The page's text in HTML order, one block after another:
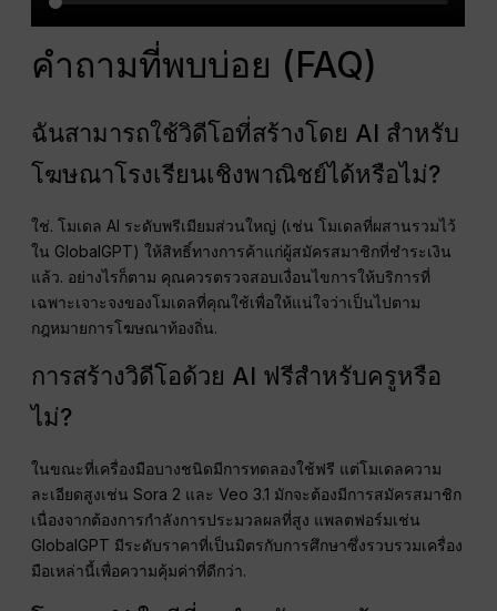
คำถามที่พบบ่อย (FAQ)
ฉันสามารถใช้วิดีโอที่สร้างโดย AI สำหรับ
ใช่. โมเดล AI ระดับพรีเมียมส่วนใหญ่ (เช่น โมเดลที่ผสานรวมไว้
ใน GlobalGPT) ให้สิทธิ์ทางการค้าแก่ผู้สมัครสมาชิกที่ชำระเงิน
แล้ว. อย่างไรก็ตาม คุณควรตรวจสอบเงื่อนไขการให้บริการที่
เฉพาะเจาะจงของโมเดลที่คุณใช้เพื่อให้แน่ใจว่าเป็นไปตาม
การสร้างวิดีโอด้วย AI ฟรีสำหรับครูหรือ
ในขณะที่เครื่องมือบางชนิดมีการทดลองใช้ฟรี แต่โมเดลความ
ละเอียดสูงเช่น Sora 2 และ Veo 3.1 มักจะต้องมีการสมัครสมาชิก
เนื่องจากต้องการกำลังการประมวลผลที่สูง แพลตฟอร์มเช่น
GlobalGPT มีระดับราคาที่เป็นมิตรกับการศึกษาซึ่งรวบรวมเครื่อง
มือเหล่านี้เพื่อความคุ้มค่าที่ดีกว่า.